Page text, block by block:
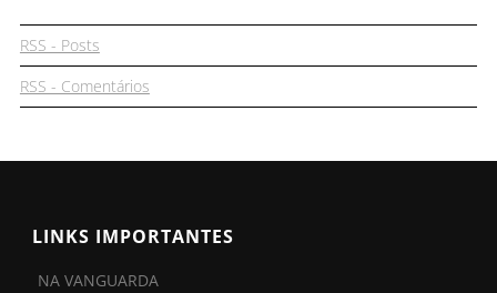
RSS - Posts
RSS - Comentários
LINKS IMPORTANTES
NA VANGUARDA